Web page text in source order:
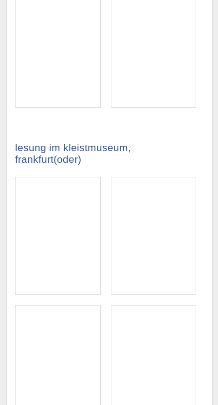
lesung im kleistmuseum,
frankfurt(oder)